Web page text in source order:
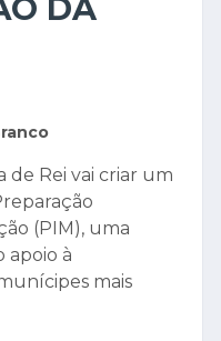
DA
de Rei vai criar um
(PIM), uma
apoio à
mais